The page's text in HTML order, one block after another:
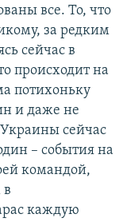
все. То, что
за редким
сейчас в
происходит на
потихоньку
и даже не
сейчас
– события на
командой,
в
каждую